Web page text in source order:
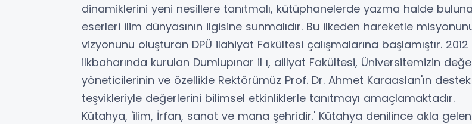
dinamiklerini yeni nesillere tanıtmalı, kütüphanelerde yazma halde
eserleri ilim dünyasının ilgisine sunmalıdır. Bu ilkeden hareketle
vizyonunu oluşturan DPÜ ilahiyat Fakültesi çalışmalarına başlamıştır. 2012
ilkbaharında kurulan Dumlupınar il ı, aillyat Fakültesi, Üniversitemizin
yöneticilerinin ve özellikle Rektörümüz Prof. Dr. Ahmet Karaaslan'ın
teşvikleriyle değerlerini bilimsel etkinliklerle tanıtmayı amaçlamaktadır.
Kütahya, 'ilim, İrfan, sanat ve mana şehridir.' Kütahya denilince akla